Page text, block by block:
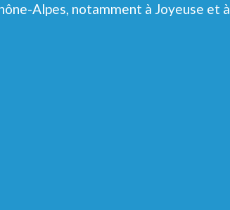
Alpes, notamment à Joyeuse et à